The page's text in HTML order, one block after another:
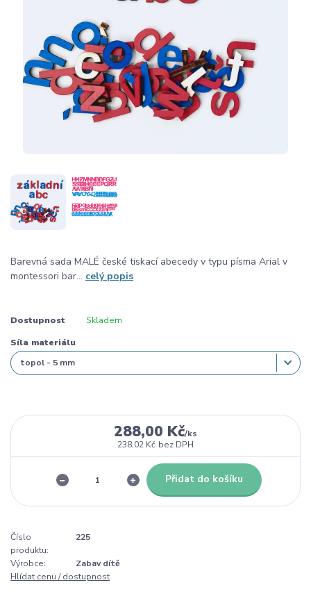
Barevná sada MALÉ české tiskací abecedy v typu písma Arial v
montessori bar... celý popis
Dostupnost Skladem
Síla materiálu
288,00 Kč/ks
238,02 Kč bez DPH
Přidat do košíku
Číslo
produktu:
225
Výrobce:
Zabav dítě
Hlídat cenu / dostupnost